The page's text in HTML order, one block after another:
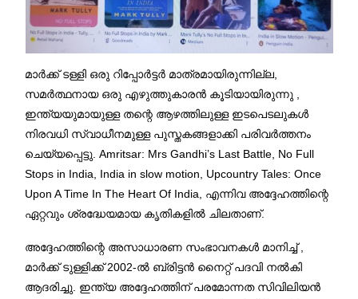
മാർക്ക് ടള്ളി ഒരു റിപ്പോർട്ടർ മാത്രമായിരുന്നില്ല,
സമർത്ഥനായ ഒരു എഴുത്തുകാരൻ കൂടിയായിരുന്നു ,
ഇന്ത്യയുമായുള്ള തന്റെ ആഴത്തിലുള്ള ഇടപെടലുകൾ
നിരവധി സ്വാധീനമുള്ള പുസ്തകങ്ങളാക്കി പരിവർത്തനം
ചെയ്യപ്പെട്ടു. Amritsar: Mrs Gandhi’s Last Battle, No Full
Stops in India, India in slow motion, Upcountry Tales: Once
Upon A Time In The Heart Of India, എന്നിവ അദ്ദേഹത്തിന്റെ
ഏറ്റവും ശ്രദ്ധേയമായ കൃതികളിൽ ചിലതാണ്.
അദ്ദേഹത്തിന്റെ അസാധാരണ സംഭാവനകൾ മാനിച്ച് ,
മാർക്ക് ടുള്ളിക്ക് 2002-ൽ ബ്രിട്ടൻ നൈറ്റ് പദവി നൽകി
ആദരിച്ചു. ഇന്ത്യ അദ്ദേഹത്തിന് പരമോന്നത സിവിലിയൻ